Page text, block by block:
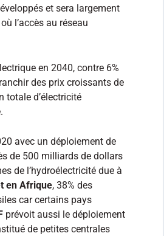
et sera largement
l’accès au réseau
en 2040, contre 6%
des prix croissants de
totale d’électricité
avec un déploiement de
de 500 milliards de dollars
de l’hydroélectricité due à
en Afrique, 38% des
car certains pays
prévoit aussi le déploiement
de petites centrales